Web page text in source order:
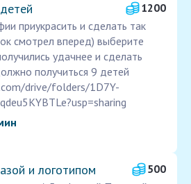
1200
приукрасить и сделать так
смотрел вперед) выберите
удачнее и сделать
получиться 9 детей
drive/folders/1D7Y-
и логотипом
500